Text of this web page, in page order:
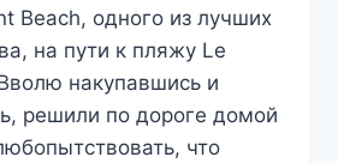
Beach, одного из лучших
на пути к пляжу Le
накупавшись и
решили по дороге домой
что